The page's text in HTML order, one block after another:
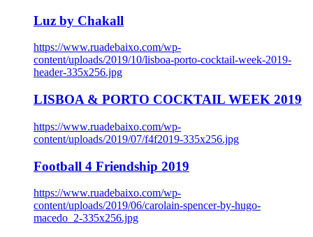
Luz by Chakall
https://www.ruadebaixo.com/wp-
content/uploads/2019/10/lisboa-porto-cocktail-week-2019-
header-335x256.jpg
LISBOA & PORTO COCKTAIL WEEK 2019
https://www.ruadebaixo.com/wp-
content/uploads/2019/07/f4f2019-335x256.jpg
Football 4 Friendship 2019
https://www.ruadebaixo.com/wp-
content/uploads/2019/06/carolain-spencer-by-hugo-
macedo_2-335x256.jpg